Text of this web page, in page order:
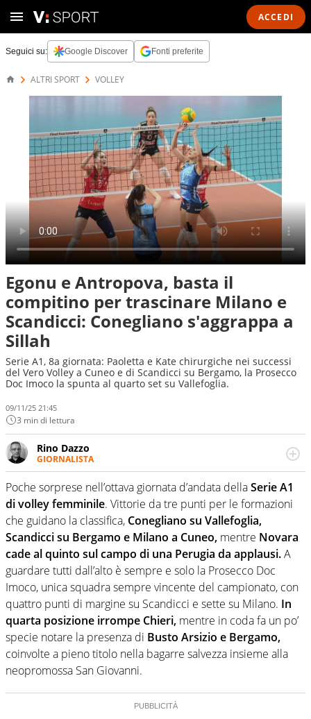
ACCEDI
Seguici su: Google Discover Fonti preferite
ALTRI SPORT VOLLEY
Egonu e Antropova, basta il
compitino per trascinare Milano e
Scandicci: Conegliano s'aggrappa a
Sillah
Serie A1, 8a giornata: Paoletta e Kate chirurgiche nei successi
del Vero Volley a Cuneo e di Scandicci su Bergamo, la Prosecco
Doc Imoco la spunta al quarto set su Vallefoglia.
09/11/25 21:45
3 min di lettura
Rino Dazzo
GIORNALISTA
Se mai ci fosse modo di traslare il glossario del calcio in
una nicchia di esperti, lui ne farebbe parte. Non si perde
una svista arbitrale né gli umori social del mondo delle
curve
Poche sorprese nell’ottava giornata d’andata dellaSerie A1
di volley femminile. Vittorie da tre punti per le formazioni
che guidano la classifica, Conegliano su Vallefoglia,
Scandicci su Bergamo e Milano a Cuneo, mentre Novara
cade al quinto sul campo di una Perugia da applausi.A
guardare tutti dall’alto è sempre e solo la Prosecco Doc
Imoco, unica squadra sempre vincente del campionato, con
quattro punti di margine su Scandicci e sette su Milano. In
quarta posizione irrompe Chieri, mentre in coda fa un po’
specie notare la presenza di Busto Arsizio e Bergamo,
coinvolte a pieno titolo nella bagarre salvezza insieme alla
neopromossa San Giovanni.